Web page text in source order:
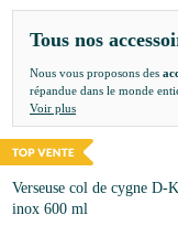
Tous nos
Nous vous proposons des
répandue dans le monde
Voir plus
Verseuse col de cygne D-
inox 600 ml